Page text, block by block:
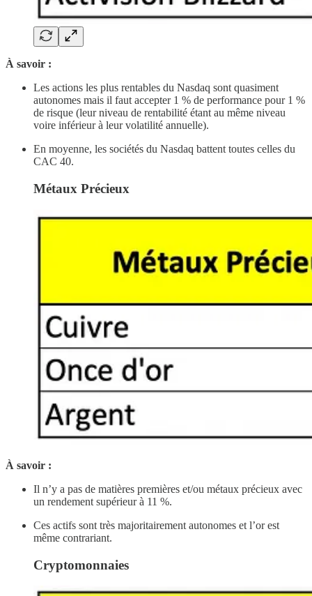
À savoir :
Les actions les plus rentables du Nasdaq sont quasiment
autonomes mais il faut accepter 1 % de performance pour 1 %
de risque (leur niveau de rentabilité étant au même niveau
voire inférieur à leur volatilité annuelle).
En moyenne, les sociétés du Nasdaq battent toutes celles du
CAC 40.
Métaux Précieux
À savoir :
Il n’y a pas de matières premières et/ou métaux précieux avec
un rendement supérieur à 11 %.
Ces actifs sont très majoritairement autonomes et l’or est
même contrariant.
Cryptomonnaies